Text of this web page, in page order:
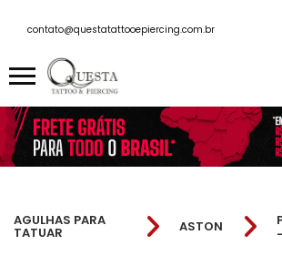
contato@questatattooepiercing.com.br
AGULHAS PARA
TATUAR ASTON